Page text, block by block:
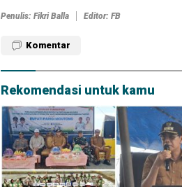
Penulis: Fikri Balla Editor: FB
Komentar
Rekomendasi untuk kamu